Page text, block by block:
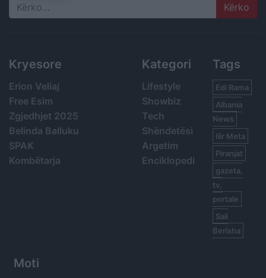
Search
Kryesore
Erion Veliaj
Free Esim
Zgjedhjet 2025
Belinda Balluku
SPAK
Kombëtarja
Kategori
Lifestyle
Showbiz
Tech
Shëndetësi
Argetim
Enciklopedi
Tags
Edi Rama
Albania
News
Ilir Meta
Piranjat
gazeta,
tv,
portale
Sali
Berisha
Moti